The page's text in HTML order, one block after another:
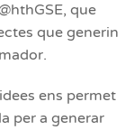
que
que generin
ens permet
per a generar